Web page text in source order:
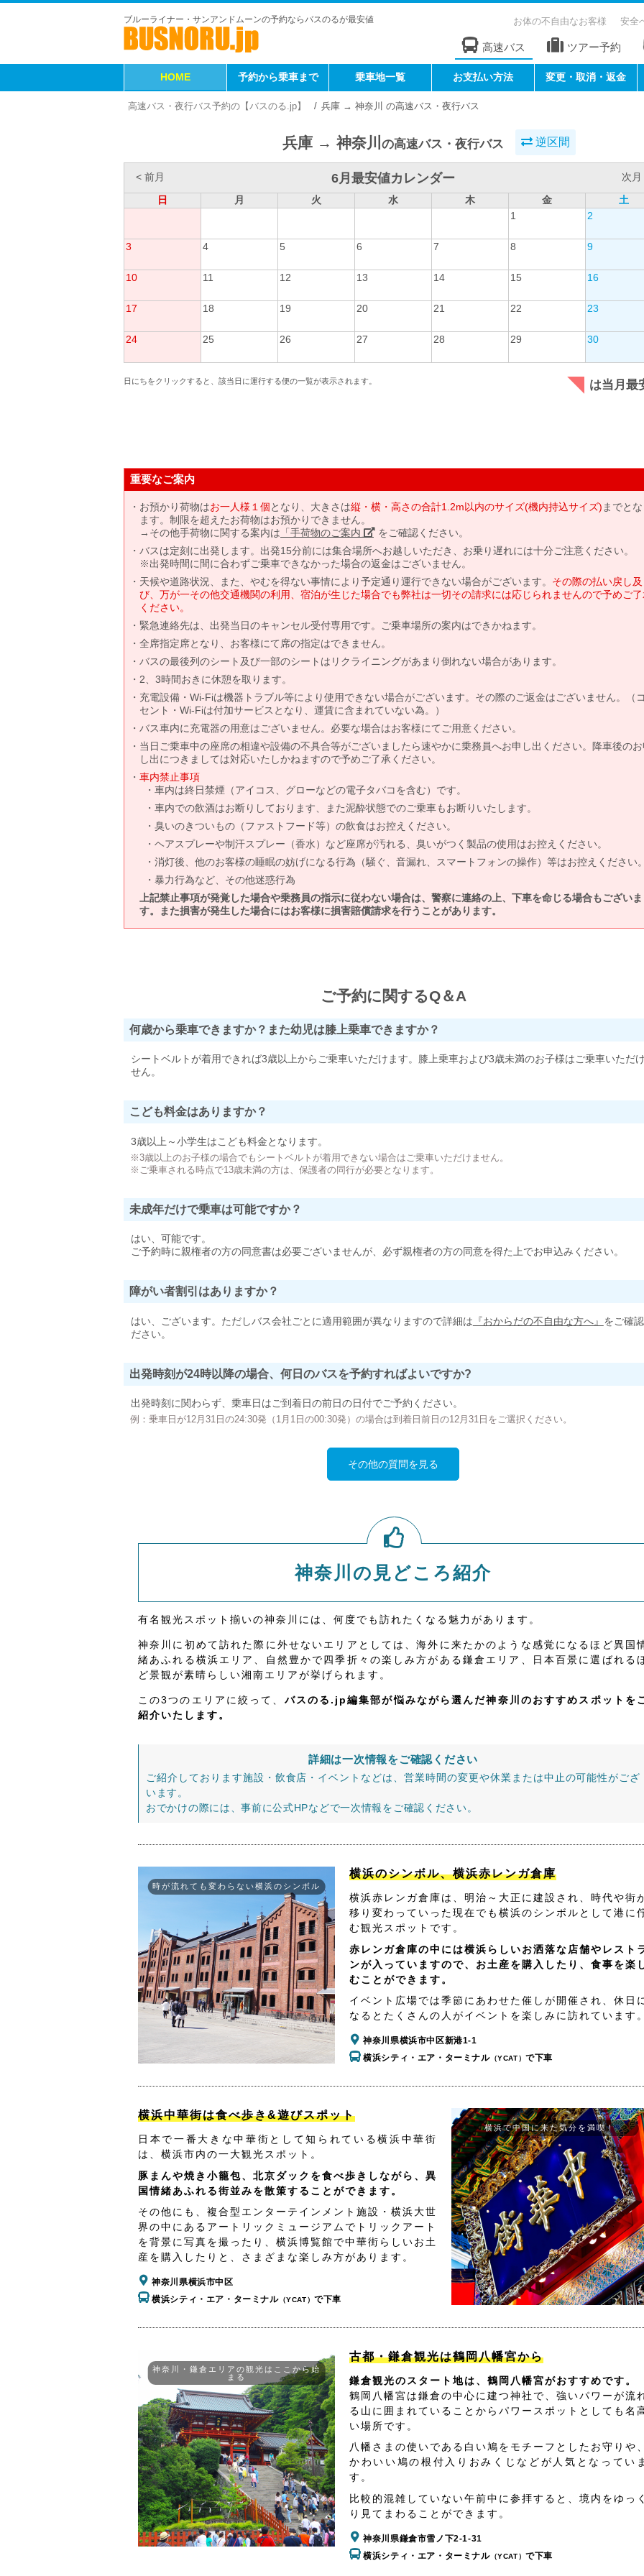
ブルーライナー・サンアンドムーンの予約ならバスのるが最安値 お体の不自由なお客様 安全
高速バス ツアー予約
HOME 予約から乗車まで 乗車地一覧 お支払い方法 変更・取消・返金
高速バス・夜行バス予約の【バスのる.jp】 兵庫 → 神奈川 の高速バス・夜行バス
兵庫 → 神奈川 の高速バス・夜行バス 逆区間
< 前月 6月最安値カレンダー
次月
日
月 火 水 木 金
土
1
2
3 4 5 6 7 8 9
10 11 12 13 14 15 16
17 18 19 20 21 22 23
24 25 26 27 28 29 30
日にちをクリックすると、該当日に運行する便の一覧が表示されます。 は当月最
重要なご案内
お預かり荷物はお一人様１個となり、大きさは縦・横・高さの合計1.2m以内のサイズ(機内持込サイズ) までと
ます。制限を超えたお荷物はお預かりできません。
→その他手荷物に関する案内は 「手荷物のご案内」 をご確認ください。
バスは定刻に出発します。出発15分前には集合場所へお越しいただき、お乗り遅れには十分ご注意ください。
※出発時間に間に合わずご乗車できなかった場合の返金はございません。
天候や道路状況、また、やむを得ない事情により予定通り運行できない場合がございます。 その際の払い戻し及
び、万が一その他交通機関の利用、宿泊が生じた場合でも弊社は一切その請求には応じられませんので予めご
ください。
緊急連絡先は、出発当日のキャンセル受付専用です。ご乗車場所の案内はできかねます。
全席指定席となり、お客様にて席の指定はできません。
バスの最後列のシート及び一部のシートはリクライニングがあまり倒れない場合があります。
2、3時間おきに休憩を取ります。
充電設備・Wi-Fiは機器トラブル等により使用できない場合がございます。その際のご返金はございません。（
セント・Wi-Fiは付加サービスとなり、運賃に含まれていない為。）
バス車内に充電器の用意はございません。必要な場合はお客様にてご用意ください。
当日ご乗車中の座席の相違や設備の不具合等がございましたら速やかに乗務員へお申し出ください。降車後の
し出につきましては対応いたしかねますので予めご了承ください。
車内禁止事項
車内は終日禁煙（アイコス、グローなどの電子タバコを含む）です。
車内での飲酒はお断りしております、また泥酔状態でのご乗車もお断りいたします。
臭いのきついもの（ファストフード等）の飲食はお控えください。
ヘアスプレーや制汗スプレー（香水）など座席が汚れる、臭いがつく製品の使用はお控えください。
消灯後、他のお客様の睡眠の妨げになる行為（騒ぐ、音漏れ、スマートフォンの操作）等はお控えください
暴力行為など、その他迷惑行為
上記禁止事項が発覚した場合や乗務員の指示に従わない場合は、警察に連絡の上、下車を命じる場合もございま
す。また損害が発生した場合にはお客様に損害賠償請求を行うことがあります。
ご予約に関するQ＆A
何歳から乗車できますか？また幼児は膝上乗車できますか？
シートベルトが着用できれば3歳以上からご乗車いただけます。膝上乗車および3歳未満のお子様はご乗車いただ
せん。
こども料金はありますか？
3歳以上～小学生はこども料金となります。
※3歳以上のお子様の場合でもシートベルトが着用できない場合はご乗車いただけません。
※ご乗車される時点で13歳未満の方は、保護者の同行が必要となります。
未成年だけで乗車は可能ですか？
はい、可能です。
ご予約時に親権者の方の同意書は必要ございませんが、必ず親権者の方の同意を得た上でお申込みください。
障がい者割引はありますか？
はい、ございます。ただしバス会社ごとに適用範囲が異なりますので詳細は 『おからだの不自由な方へ』 をご確
ださい。
出発時刻が24時以降の場合、何日のバスを予約すればよいですか?
出発時刻に関わらず、乗車日はご到着日の前日の日付でご予約ください。
例：乗車日が12月31日の24:30発（1月1日の00:30発）の場合は到着日前日の12月31日をご選択ください。
その他の質問を見る
神奈川の見どころ紹介
有名観光スポット揃いの神奈川には、何度でも訪れたくなる魅力があります。
神奈川に初めて訪れた際に外せないエリアとしては、海外に来たかのような感覚になるほど異国
緒あふれる横浜エリア、自然豊かで四季折々の楽しみ方がある鎌倉エリア、日本百景に選ばれる
ど景観が素晴らしい湘南エリアが挙げられます。
この3つのエリアに絞って、 バスのる.jp編集部が悩みながら選んだ神奈川のおすすめスポットを
紹介いたします。
詳細は一次情報をご確認ください
ご紹介しております施設・飲食店・イベントなどは、営業時間の変更や休業または中止の可能性がござ
います。
おでかけの際には、事前に公式HPなどで一次情報をご確認ください。
時が流れても変わらない横浜のシンボル
横浜のシンボル、横浜赤レンガ倉庫
横浜赤レンガ倉庫は、明治～大正に建設され、時代や街
移り変わっていった現在でも横浜のシンボルとして港に
む観光スポットです。
赤レンガ倉庫の中には横浜らしいお洒落な店舗やレスト
ンが入っていますので、お土産を購入したり、食事を楽
むことができます。
イベント広場では季節にあわせた催しが開催され、休日
なるとたくさんの人がイベントを楽しみに訪れています
神奈川県横浜市中区新港1-1
横浜シティ・エア・ターミナル（YCAT）で下車
横浜中華街は食べ歩き&遊びスポット
日本で一番大きな中華街として知られている横浜中華街
は、横浜市内の一大観光スポット。
豚まんや焼き小籠包、北京ダックを食べ歩きしながら、異
国情緒あふれる街並みを散策することができます。
その他にも、複合型エンターテインメント施設・横浜大世
界の中にあるアートリックミュージアムでトリックアート
を背景に写真を撮ったり、横浜博覧館で中華街らしいお土
産を購入したりと、さまざまな楽しみ方があります。
神奈川県横浜市中区
横浜シティ・エア・ターミナル（YCAT）で下車
横浜で中国に来た気分を満喫！
神奈川・鎌倉エリアの観光はここから始
まる
古都・鎌倉観光は鶴岡八幡宮から
鎌倉観光のスタート地は、鶴岡八幡宮がおすすめです。
鶴岡八幡宮は鎌倉の中心に建つ神社で、強いパワーが流
る山に囲まれていることからパワースポットとしても名
い場所です。
八幡さまの使いである白い鳩をモチーフとしたお守りや
かわいい鳩の根付入りおみくじなどが人気となってい
す。
比較的混雑していない午前中に参拝すると、境内をゆっ
り見てまわることができます。
神奈川県鎌倉市雪ノ下2-1-31
横浜シティ・エア・ターミナル（YCAT）で下車